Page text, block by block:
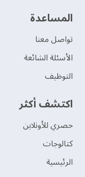
‫المساعدة‬
تواصل معنا
الأسئلة الشائعة
التوظيف
اكتشف أكثر
حصري للأونلاين
‫كتالوجات‬
الرئيسية